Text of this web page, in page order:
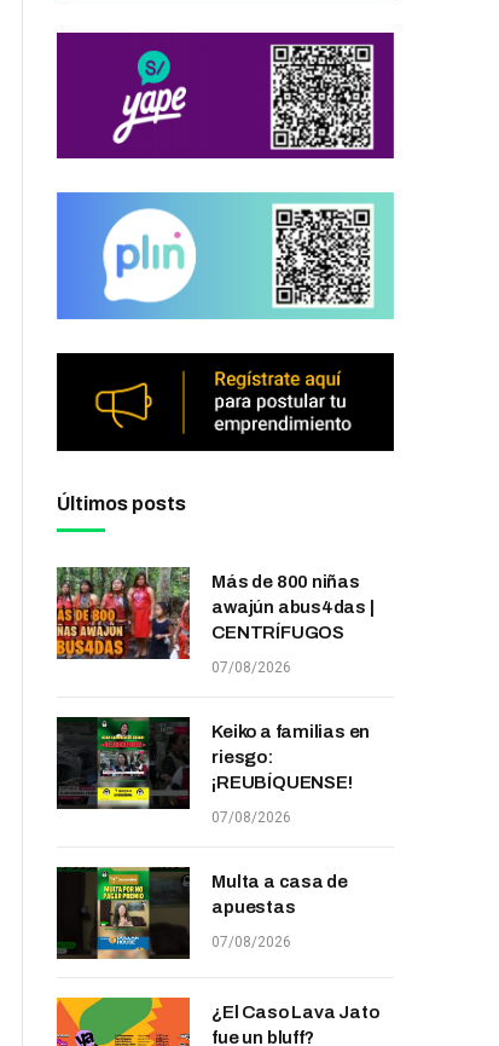
Últimos posts
Más de 800 niñas
awajún abus4das |
CENTRÍFUGOS
07/08/2026
Keiko a familias en
riesgo:
¡REUBÍQUENSE!
07/08/2026
Multa a casa de
apuestas
07/08/2026
¿El Caso Lava Jato
fue un bluff?